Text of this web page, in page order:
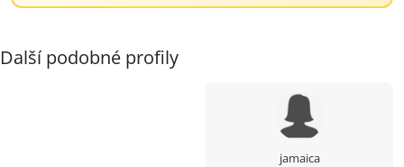
Další podobné profily
jamaica